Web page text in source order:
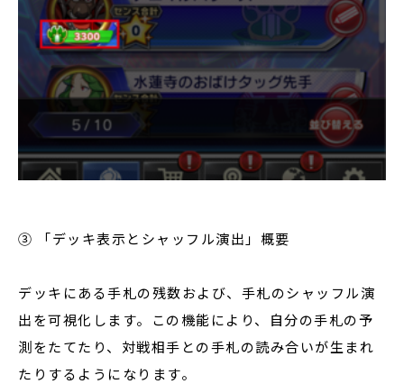
③ 「デッキ表示とシャッフル演出」概要
デッキにある手札の残数および、手札のシャッフル演
出を可視化します。この機能により、自分の手札の予
測をたてたり、対戦相手との手札の読み合いが生まれ
たりするようになります。